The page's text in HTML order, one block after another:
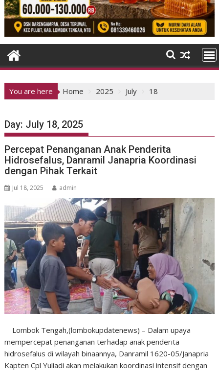
You are here Home 2025 July 18
Day: July 18, 2025
Percepat Penanganan Anak Penderita
Hidrosefalus, Danramil Janapria Koordinasi
dengan Pihak Terkait
Jul 18, 2025 admin
Lombok Tengah,(lombokupdatenews) – Dalam upaya
mempercepat penanganan terhadap anak penderita
hidrosefalus di wilayah binaannya, Danramil 1620-05/Janapria
Kapten Cpl Yuliadi akan melakukan koordinasi intensif dengan